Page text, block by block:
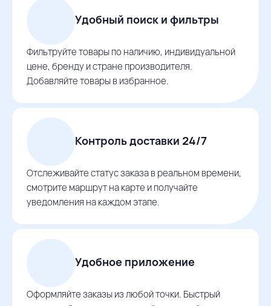
Удобный поиск и фильтры
Фильтруйте товары по наличию, индивидуальной
цене, бренду и стране производителя.
Добавляйте товары в избранное.
Контроль доставки 24/7
Отслеживайте статус заказа в реальном времени,
смотрите маршрут на карте и получайте
уведомления на каждом этапе.
Удобное приложение
Оформляйте заказы из любой точки. Быстрый